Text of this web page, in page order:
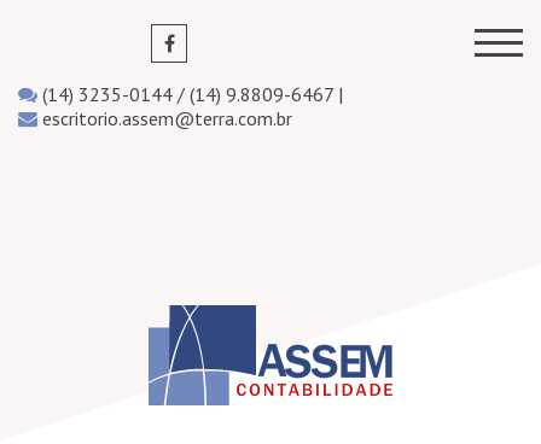
(14) 3235-0144 / (14) 9.8809-6467 |
escritorio.assem@terra.com.br